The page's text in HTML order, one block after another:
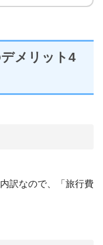
メリット4
訳なので、「旅行費